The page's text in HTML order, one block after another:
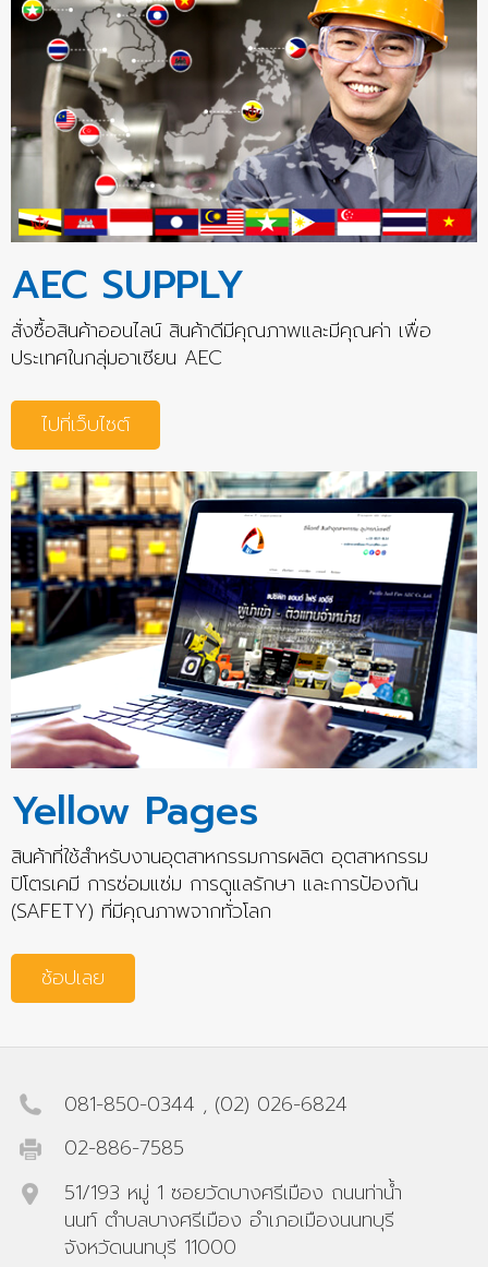
AEC SUPPLY
สั่งซื้อสินค้าออนไลน์ สินค้าดีมีคุณภาพและมีคุณค่า เพื่อ
ประเทศในกลุ่มอาเซียน AEC
ไปที่เว็บไซต์
Yellow Pages
สินค้าที่ใช้สำหรับงานอุตสาหกรรมการผลิต อุตสาหกรรม
ปิโตรเคมี การซ่อมแซ่ม การดูแลรักษา และการป้องกัน
(SAFETY) ที่มีคุณภาพจากทั่วโลก
ช้อปเลย
081-850-0344 , (02) 026-6824
02-886-7585
51/193 หมู่ 1 ซอยวัดบางศรีเมือง ถนนท่าน้ำ
นนท์ ตำบลบางศรีเมือง อำเภอเมืองนนทบุรี
จังหวัดนนทบุรี 11000